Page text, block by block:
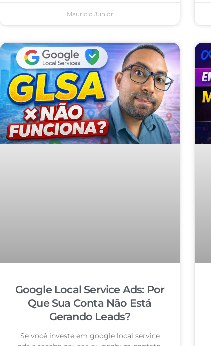
Mauricio Junior
Google Local Service Ads: Por
Que Sua Conta Não Está
Gerando Leads?
Se você investe em google local service